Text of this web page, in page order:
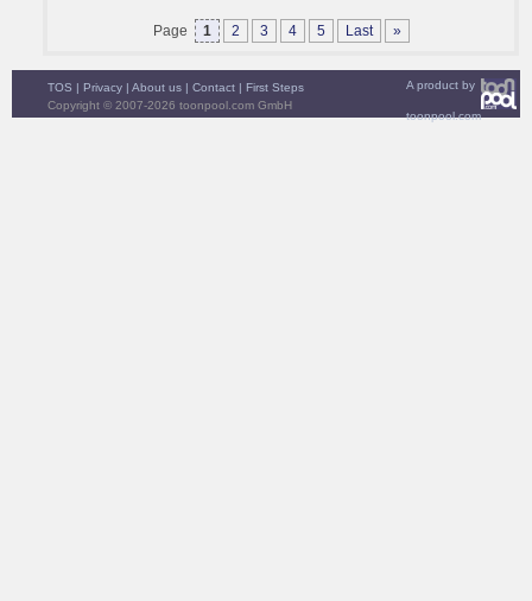
Page 1 2 3 4 5 Last »
A product by
toonpool.com
TOS | Privacy | About us | Contact | First Steps
Copyright © 2007-2026 toonpool.com GmbH